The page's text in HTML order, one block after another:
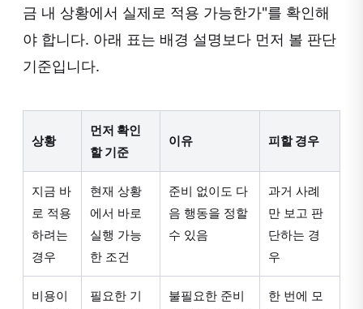
금 내 상황에서 실제로 적용 가능한가"를 확인해
야 합니다. 아래 표는 배경 설명보다 먼저 볼 판단
기준입니다.
상황
먼저 확인
할 기준
이유 피할 경우
지금 바
로 적용
하려는
경우
현재 상황
에서 바로
실행 가능
한 조건
준비 없이도 다
음 행동을 정할
수 있음
과거 사례
만 보고 판
단하는 경
우
비용이
필요한 기
불필요한 준비
한 번에 모